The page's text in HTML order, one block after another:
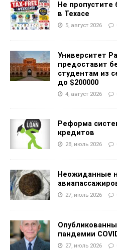
Не
в Техасе
5, август 2026
Университет
предоставит
студентам из
до $200000
4, август 2026
Реформа
кредитов
28, июль 2026
Неожиданные
27, июль 2026
пандемии
27, июль 2026